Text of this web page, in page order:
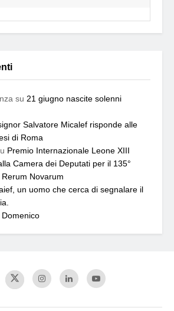
su 21 giugno nascite solenni
Salvatore Micalef risponde alle
di Roma
Premio Internazionale Leone XIII
Camera dei Deputati per il 135°
Novarum
un uomo che cerca di segnalare il